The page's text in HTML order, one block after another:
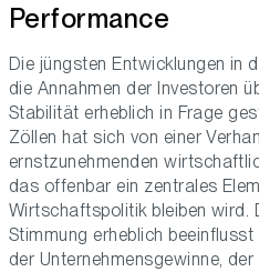
Performance
Die jüngsten Entwicklungen in
die Annahmen der Investoren
Stabilität erheblich in Frage
Zöllen hat sich von einer
ernstzunehmenden
das offenbar ein zentrales
Wirtschaftspolitik bleiben wird.
Stimmung erheblich
der Unternehmensgewinne,